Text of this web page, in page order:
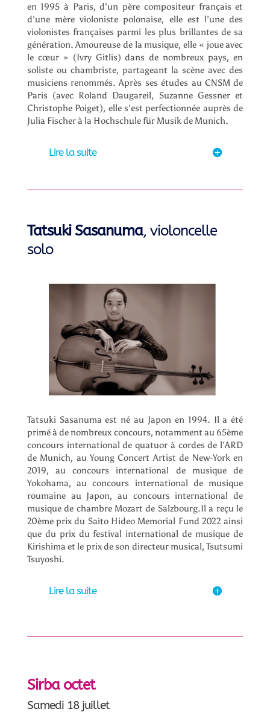
en 1995 à Paris, d’un père compositeur français et
d’une mère violoniste polonaise, elle est l’une des
violonistes françaises parmi les plus brillantes de sa
génération. Amoureuse de la musique, elle « joue avec
le cœur » (Ivry Gitlis) dans de nombreux pays, en
soliste ou chambriste, partageant la scène avec des
musiciens renommés. Après ses études au CNSM de
Paris (avec Roland Daugareil, Suzanne Gessner et
Christophe Poiget), elle s’est perfectionnée auprès de
Julia Fischer à la Hochschule für Musik de Munich.
Lire la suite
Tatsuki Sasanuma, violoncelle
solo
Tatsuki Sasanuma est né au Japon en 1994. Il a été
primé à de nombreux concours, notamment au 65ème
concours international de quatuor à cordes de l’ARD
de Munich, au Young Concert Artist de New-York en
2019, au concours international de musique de
Yokohama, au concours international de musique
roumaine au Japon, au concours international de
musique de chambre Mozart de Salzbourg.Il a reçu le
20ème prix du Saito Hideo Memorial Fund 2022 ainsi
que du prix du festival international de musique de
Kirishima et le prix de son directeur musical, Tsutsumi
Tsuyoshi.
Lire la suite
Sirba octet
Samedi 18 juillet